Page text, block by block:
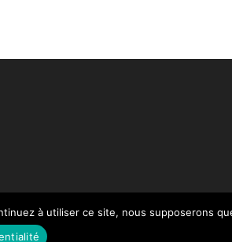
Notre Catalogue Politique de
à utiliser ce site, nous supposerons